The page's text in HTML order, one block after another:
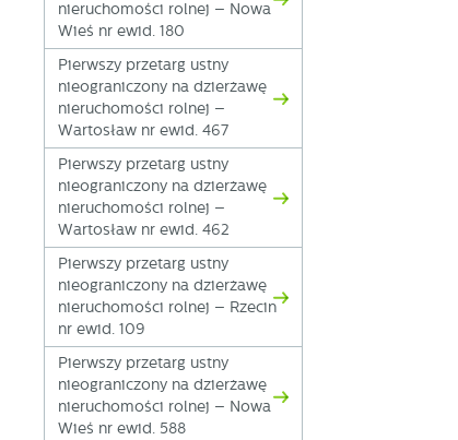
nieruchomości rolnej – Nowa
Wieś nr ewid. 180
Pierwszy przetarg ustny
nieograniczony na dzierżawę
nieruchomości rolnej –
Wartosław nr ewid. 467
Pierwszy przetarg ustny
nieograniczony na dzierżawę
nieruchomości rolnej –
Wartosław nr ewid. 462
Pierwszy przetarg ustny
nieograniczony na dzierżawę
nieruchomości rolnej – Rzecin
nr ewid. 109
Pierwszy przetarg ustny
nieograniczony na dzierżawę
nieruchomości rolnej – Nowa
Wieś nr ewid. 588